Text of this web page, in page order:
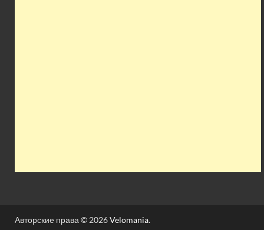
Авторские права © 2026Velomania.